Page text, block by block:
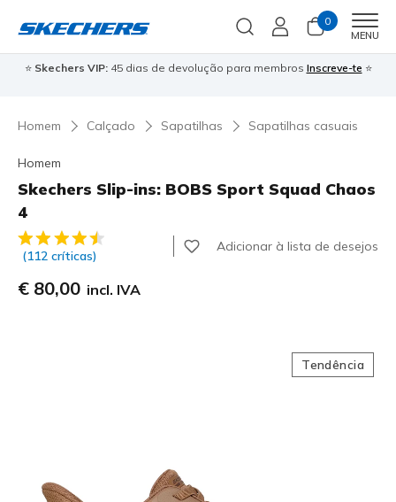
0
MENU
⭐ Skechers VIP:45 dias de devolução para membros Inscreve-te ⭐
Homem Calçado Sapatilhas Sapatilhas casuais
Homem
Skechers Slip-ins: BOBS Sport Squad Chaos
4
4$8 de 5 – Classificação do cliente
(112 críticas)
Adicionar à lista de desejos
€ 80,00 incl. IVA
Tendência